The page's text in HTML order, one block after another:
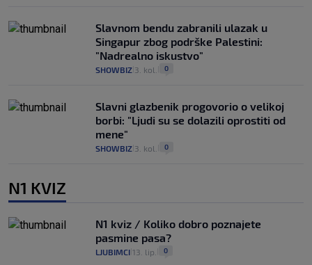
Slavnom bendu zabranili ulazak u
Singapur zbog podrške Palestini:
"Nadrealno iskustvo"
SHOWBIZ 3. kol. 0
Slavni glazbenik progovorio o velikoj
borbi: "Ljudi su se dolazili oprostiti od
mene"
SHOWBIZ 3. kol. 0
N1 KVIZ
N1 kviz / Koliko dobro poznajete
pasmine pasa?
LJUBIMCI 13. lip. 0